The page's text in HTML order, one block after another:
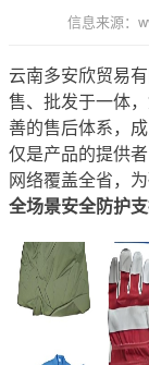
信息来源：
云南多安欣贸易
售、批发于一体
善的售后体系，
仅是产品的提供
网络覆盖全省，
全场景安全防护